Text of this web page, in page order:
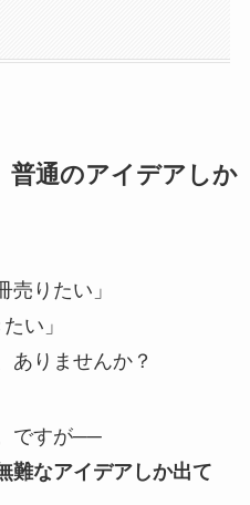
普通のアイデアしか
売りたい」
い」
ありませんか？
ですが──
難なアイデアしか出て